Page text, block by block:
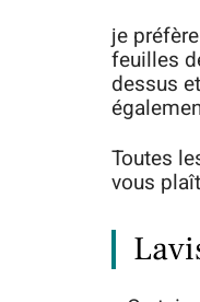
je
feuilles
dessus
Toutes
vous